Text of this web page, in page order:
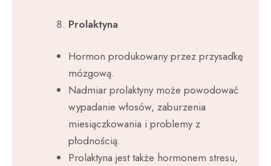
Prolaktyna
Hormon produkowany przez przysadkę
mózgową.
Nadmiar prolaktyny może powodować
wypadanie włosów, zaburzenia
miesiączkowania i problemy z
płodnością.
Prolaktyna jest także hormonem stresu,